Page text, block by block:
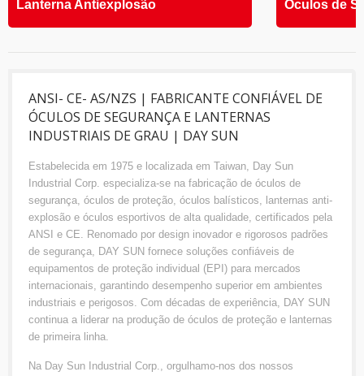
Lanterna Antiexplosão Óculos de
ANSI- CE- AS/NZS | FABRICANTE CONFIÁVEL DE
ÓCULOS DE SEGURANÇA E LANTERNAS
INDUSTRIAIS DE GRAU | DAY SUN
Estabelecida em 1975 e localizada em Taiwan, Day Sun
Industrial Corp. especializa-se na fabricação de óculos de
segurança, óculos de proteção, óculos balísticos, lanternas anti-
explosão e óculos esportivos de alta qualidade, certificados pela
ANSI e CE. Renomado por design inovador e rigorosos padrões
de segurança, DAY SUN fornece soluções confiáveis de
equipamentos de proteção individual (EPI) para mercados
internacionais, garantindo desempenho superior em ambientes
industriais e perigosos. Com décadas de experiência, DAY SUN
continua a liderar na produção de óculos de proteção e lanternas
de primeira linha.
Na Day Sun Industrial Corp., orgulhamo-nos dos nossos